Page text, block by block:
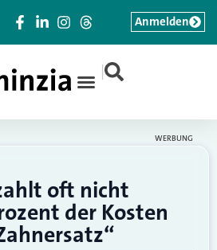
|
Anmelden
WERBUNG
oft nicht
der Kosten